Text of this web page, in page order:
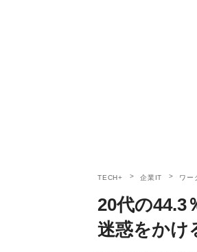
TECH+ 企業IT ワー
20代の44.3
迷惑をかけ